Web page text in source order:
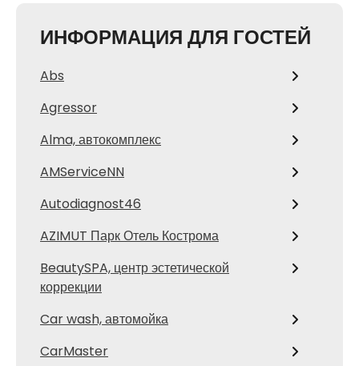
ИНФОРМАЦИЯ ДЛЯ ГОСТЕЙ
Abs
Agressor
Alma, автокомплекс
AMServiceNN
Autodiagnost46
AZIMUT Парк Отель Кострома
BeautySPA, центр эстетической
коррекции
Car wash, автомойка
CarMaster